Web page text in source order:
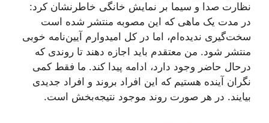
نظارت صدا و سیما بر نمایش خانگی خاطرنشان کرد:
در مدت یک ماهی که این مصوبه منتشر شده است
سخت‌گیری ندیده‌ام، اما در کل امیدوارم آیین‌نامه خوبی
منتشر شود. من معتقدم باید اجازه دهند تا روندی که
درحال حاضر وجود دارد، ادامه پیدا کند. ما فقط کمی
نگران آینده هستیم که این افراد بروند و افراد جدیدی
بیایند. در هر صورت روند موجود نتیجه‌بخش است.